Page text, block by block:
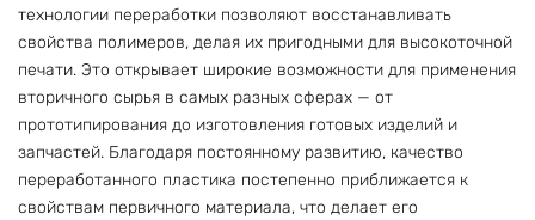
технологии переработки позволяют восстанавливать
свойства полимеров, делая их пригодными для высокоточной
печати. Это открывает широкие возможности для применения
вторичного сырья в самых разных сферах — от
прототипирования до изготовления готовых изделий и
запчастей. Благодаря постоянному развитию, качество
переработанного пластика постепенно приближается к
свойствам первичного материала, что делает его